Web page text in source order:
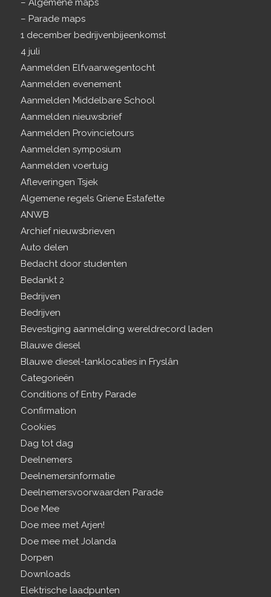
– Algemene maps
– Parade maps
1 december bedrijvenbijeenkomst
4 juli
Aanmelden Elfvaarwegentocht
Aanmelden evenement
Aanmelden Middelbare School
Aanmelden nieuwsbrief
Aanmelden Provincietours
Aanmelden symposium
Aanmelden voertuig
Afleveringen Tsjek
Algemene regels Griene Estafette
ANWB
Archief nieuwsbrieven
Auto delen
Bedacht door studenten
Bedankt 2
Bedrijven
Bedrijven
Bevestiging aanmelding wereldrecord laden
Blauwe diesel
Blauwe diesel-tanklocaties in Fryslân
Categorieën
Conditions of Entry Parade
Confirmation
Cookies
Dag tot dag
Deelnemers
Deelnemersinformatie
Deelnemersvoorwaarden Parade
Doe Mee
Doe mee met Arjen!
Doe mee met Jolanda
Dorpen
Downloads
Elektrische laadpunten